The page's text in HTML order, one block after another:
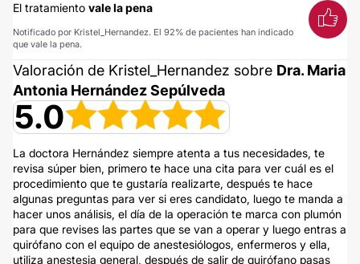
El tratamiento vale la pena
Notificado por Kristel_Hernandez. El 92% de pacientes han indicado
que vale la pena.
Valoración de Kristel_Hernandez sobre Dra. Maria
Antonia Hernández Sepúlveda
5.0
La doctora Hernández siempre atenta a tus necesidades, te
revisa súper bien, primero te hace una cita para ver cuál es el
procedimiento que te gustaría realizarte, después te hace
algunas preguntas para ver si eres candidato, luego te manda a
hacer unos análisis, el día de la operación te marca con plumón
para que revises las partes que se van a operar y luego entras a
quirófano con el equipo de anestesiólogos, enfermeros y ella,
utiliza anestesia general, después de salir de quirófano pasas